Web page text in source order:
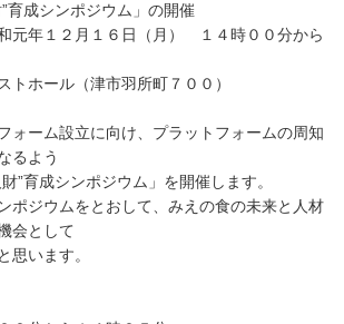
育成シンポジウム」の開催
年１２月１６日（月） １４時００分から
ホール（津市羽所町７００）
ム設立に向け、プラットフォームの周知
るよう
成シンポジウム」を開催します。
ウムをとおして、みえの食の未来と人材
会として
います。